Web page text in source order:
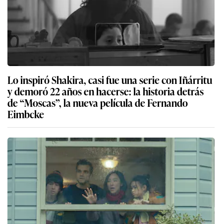
Lo inspiró Shakira, casi fue una serie con Iñárritu
y demoró 22 años en hacerse: la historia detrás
de “Moscas”, la nueva película de Fernando
Eimbcke